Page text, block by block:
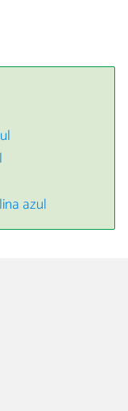
azul